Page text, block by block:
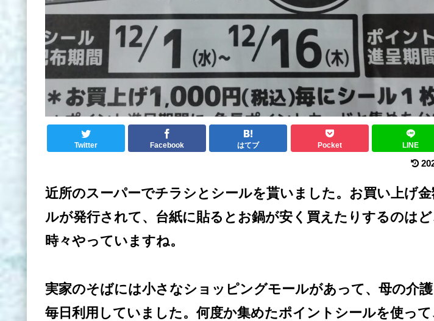
Twitter Facebook はてブ Pocket LINE
近所のスーパーでチラシとシールを貰いました。お買い上げ
ルが発行されて、台紙に貼るとお鍋が安く買えたりするのは
時々やっていますね。
実家のそばには小さなショッピングモールがあって、母の介
毎日利用していました。何度か集めたポイントシールを使っ